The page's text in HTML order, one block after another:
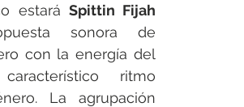
estará Spittin Fijah
sonora de
con la energía del
ritmo
La agrupación